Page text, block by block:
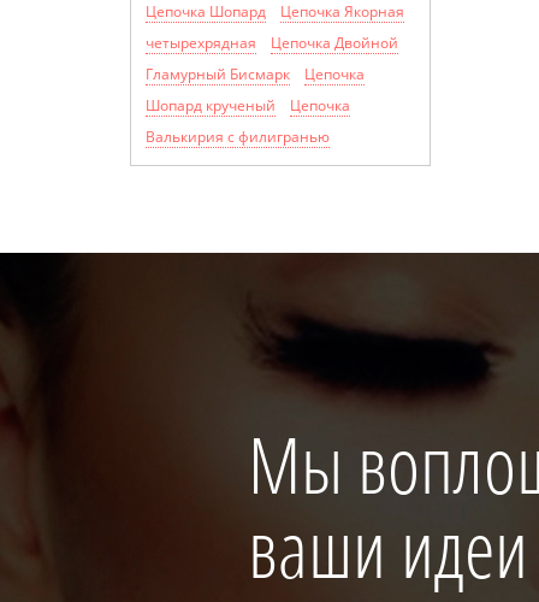
Цепочка Шопард
Цепочка Якорная
четырехрядная
Цепочка Двойной
Гламурный Бисмарк
Цепочка
Шопард крученый
Цепочка
Валькирия с филигранью
Мы
ваши идеи